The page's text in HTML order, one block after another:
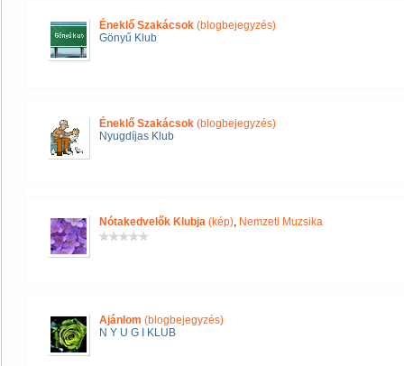
Éneklő Szakácsok (blogbejegyzés)
Gönyű Klub
Éneklő Szakácsok (blogbejegyzés)
Nyugdíjas Klub
Nótakedvelők Klubja (kép), Nemzeti Muzsika
Ajánlom (blogbejegyzés)
N Y U G I KLUB